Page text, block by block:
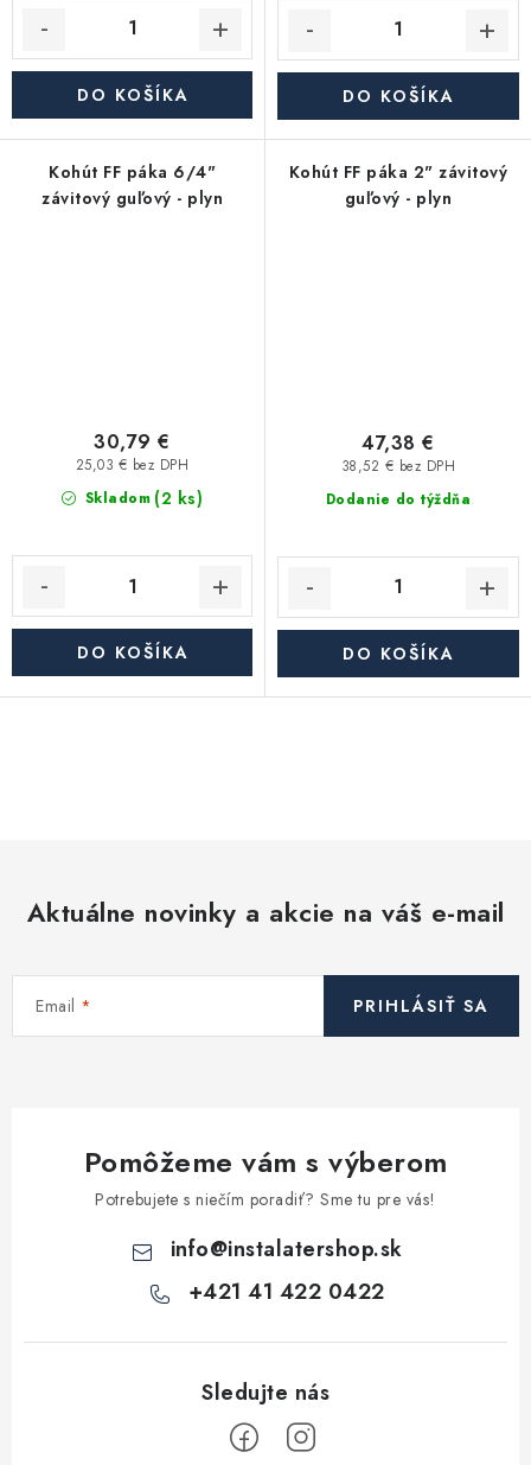
DO KOŠÍKA DO KOŠÍKA
Kohút FF páka 6/4"
závitový guľový - plyn
Skladom (2 ks)
25,03 € bez DPH
30,79 €
DO KOŠÍKA
Kohút FF páka 2" závitový
guľový - plyn
Dodanie do týždňa
38,52 € bez DPH
47,38 €
DO KOŠÍKA
i
p
u
Aktuálne novinky a akcie na váš e-mail
Email PRIHLÁSIŤ SA
Pomôžeme vám s výberom
Potrebujete s niečím poradiť? Sme tu pre vás!
info@instalatershop.sk
+421 41 422 0422